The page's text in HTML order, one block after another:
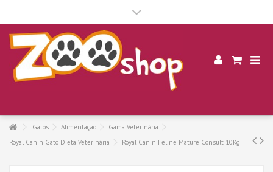
Gatos Alimentação
Gama Veterinária
Royal Canin Gato Dieta Veterinária
Royal Canin Feline Mature Consult 10Kg